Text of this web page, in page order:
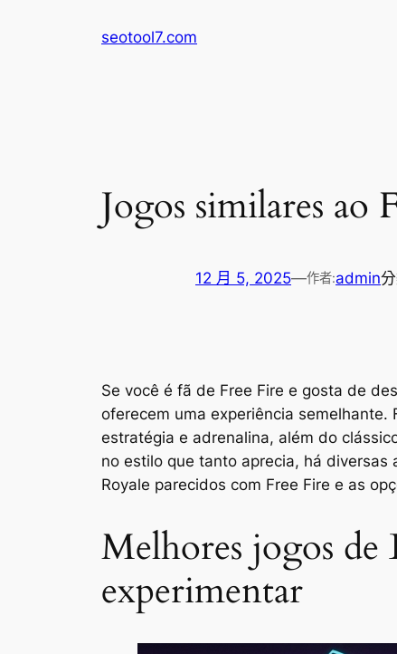
seotool7.com
Jogos similares ao
12 月 5, 2025—作者:admin
Se você é fã de Free Fire e gosta de
oferecem uma experiência
estratégia e adrenalina, além do
no estilo que tanto aprecia, há
Royale parecidos com Free Fire e as
Melhores jogos de
experimentar